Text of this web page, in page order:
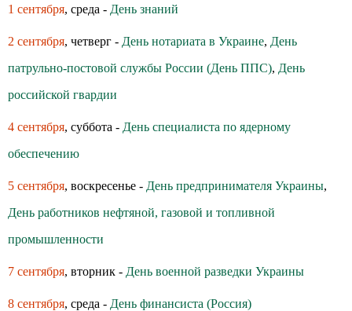
1 сентября, среда - День знаний
2 сентября, четверг - День нотариата в Украине, День
патрульно-постовой службы России (День ППС), День
российской гвардии
4 сентября, суббота - День специалиста по ядерному
обеспечению
5 сентября, воскресенье - День предпринимателя Украины,
День работников нефтяной, газовой и топливной
промышленности
7 сентября, вторник - День военной разведки Украины
8 сентября, среда - День финансиста (Россия)